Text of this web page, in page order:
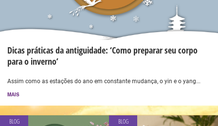
Dicas práticas da antiguidade: ‘Como preparar seu corpo
para o inverno’
Assim como as estações do ano em constante mudança, o yin e o yang...
MAIS
BLOG BLOG